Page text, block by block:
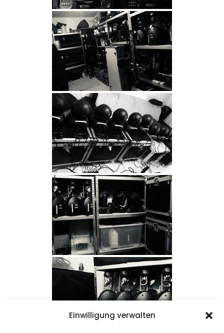
Einwilligung verwalten